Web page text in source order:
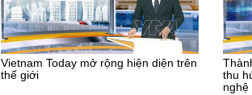
Vietnam Today mở rộng hiện diện trên
thế giới
thu
nghệ